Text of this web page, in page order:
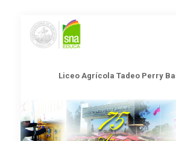
Liceo Agrícola Tadeo Perry